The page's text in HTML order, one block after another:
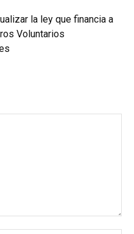
la ley que financia a
Voluntarios